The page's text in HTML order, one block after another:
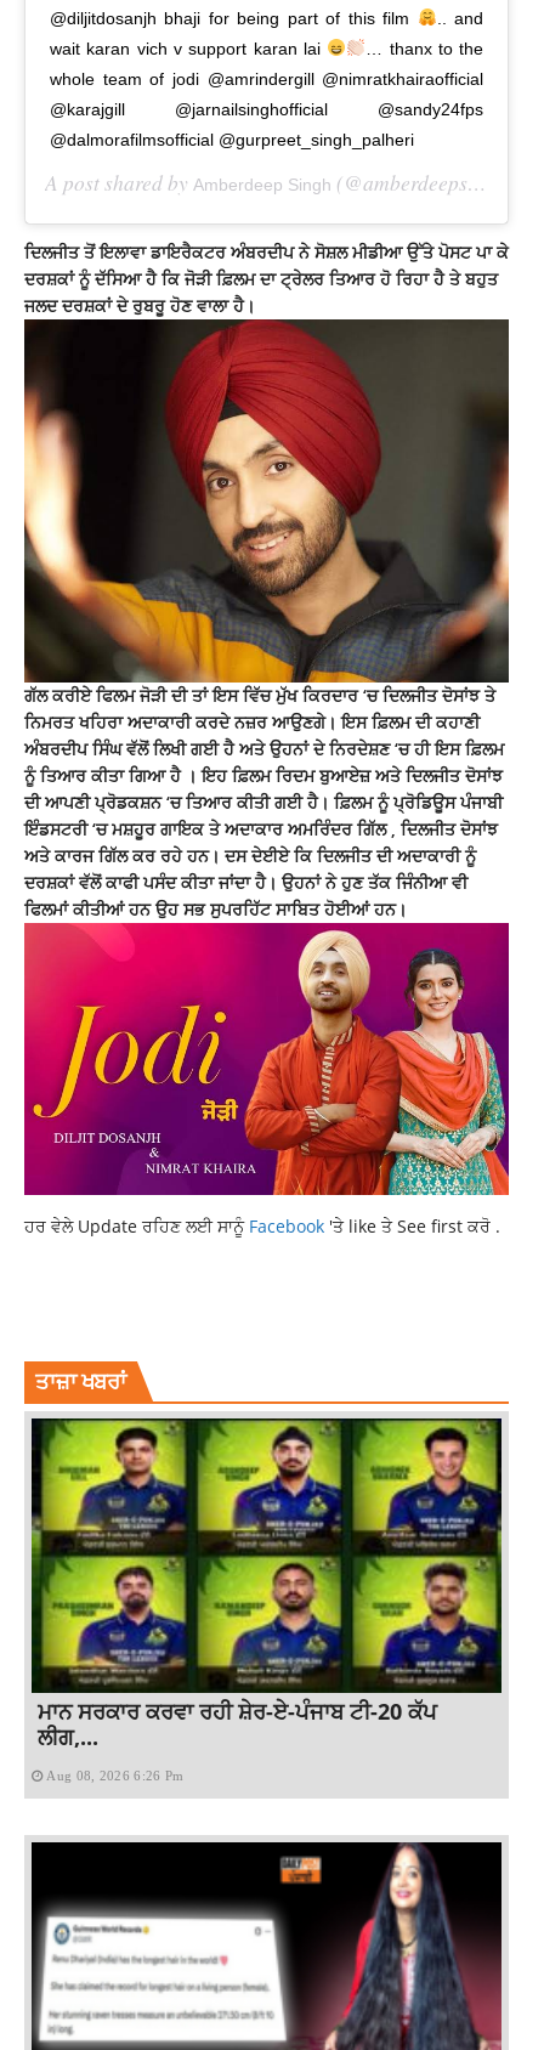
@diljitdosanjh bhaji for being part of this film
.. and
wait karan vich v support karan lai
… thanx to the
whole team of jodi @amrindergill @nimratkhairaofficial
@karajgill @jarnailsinghofficial @sandy24fps
@dalmorafilmsofficial @gurpreet_singh_palheri
A post shared by Amberdeep Singh (@amberdeepsingh) on
ਦਿਲਜੀਤ ਤੋਂ ਇਲਾਵਾ ਡਾਇਰੈਕਟਰ ਅੰਬਰਦੀਪ ਨੇ ਸੋਸ਼ਲ ਮੀਡੀਆ ਉੱਤੇ ਪੋਸਟ ਪਾ ਕੇ
ਦਰਸ਼ਕਾਂ ਨੂੰ ਦੱਸਿਆ ਹੈ ਕਿ ਜੋੜੀ ਫ਼ਿਲਮ ਦਾ ਟ੍ਰੇਲਰ ਤਿਆਰ ਹੋ ਰਿਹਾ ਹੈ ਤੇ ਬਹੁਤ
ਜਲਦ ਦਰਸ਼ਕਾਂ ਦੇ ਰੁਬਰੂ ਹੋਣ ਵਾਲਾ ਹੈ।
ਗੱਲ ਕਰੀਏ ਫਿਲਮ ਜੋੜੀ ਦੀ ਤਾਂ ਇਸ ਵਿੱਚ ਮੁੱਖ ਕਿਰਦਾਰ ‘ਚ ਦਿਲਜੀਤ ਦੋਸਾਂਝ ਤੇ
ਨਿਮਰਤ ਖਹਿਰਾ ਅਦਾਕਾਰੀ ਕਰਦੇ ਨਜ਼ਰ ਆਉਣਗੇ। ਇਸ ਫ਼ਿਲਮ ਦੀ ਕਹਾਣੀ
ਅੰਬਰਦੀਪ ਸਿੰਘ ਵੱਲੋਂ ਲਿਖੀ ਗਈ ਹੈ ਅਤੇ ਉਹਨਾਂ ਦੇ ਨਿਰਦੇਸ਼ਣ ‘ਚ ਹੀ ਇਸ ਫ਼ਿਲਮ
ਨੂੰ ਤਿਆਰ ਕੀਤਾ ਗਿਆ ਹੈ । ਇਹ ਫ਼ਿਲਮ ਰਿਦਮ ਬੁਆਏਜ਼ ਅਤੇ ਦਿਲਜੀਤ ਦੋਸਾਂਝ
ਦੀ ਆਪਣੀ ਪ੍ਰੋਡਕਸ਼ਨ ‘ਚ ਤਿਆਰ ਕੀਤੀ ਗਈ ਹੈ। ਫ਼ਿਲਮ ਨੂੰ ਪ੍ਰੋਡਿਊਸ ਪੰਜਾਬੀ
ਇੰਡਸਟਰੀ ‘ਚ ਮਸ਼ਹੂਰ ਗਾਇਕ ਤੇ ਅਦਾਕਾਰ ਅਮਰਿੰਦਰ ਗਿੱਲ , ਦਿਲਜੀਤ ਦੋਸਾਂਝ
ਅਤੇ ਕਾਰਜ ਗਿੱਲ ਕਰ ਰਹੇ ਹਨ। ਦਸ ਦੇਈਏ ਕਿ ਦਿਲਜੀਤ ਦੀ ਅਦਾਕਾਰੀ ਨੂੰ
ਦਰਸ਼ਕਾਂ ਵੱਲੋਂ ਕਾਫੀ ਪਸੰਦ ਕੀਤਾ ਜਾਂਦਾ ਹੈ। ਉਹਨਾਂ ਨੇ ਹੁਣ ਤੱਕ ਜਿੰਨੀਆ ਵੀ
ਫਿਲਮਾਂ ਕੀਤੀਆਂ ਹਨ ਉਹ ਸਭ ਸੁਪਰਹਿੱਟ ਸਾਬਿਤ ਹੋਈਆਂ ਹਨ।
ਹਰ ਵੇਲੇ Update ਰਹਿਣ ਲਈ ਸਾਨੂੰ Facebook 'ਤੇ like ਤੇ See first ਕਰੋ .
ਤਾਜ਼ਾ ਖਬਰਾਂ
ਮਾਨ ਸਰਕਾਰ ਕਰਵਾ ਰਹੀ ਸ਼ੇਰ-ਏ-ਪੰਜਾਬ ਟੀ-20 ਕੱਪ
ਲੀਗ,...
Aug 08, 2026 6:26 Pm